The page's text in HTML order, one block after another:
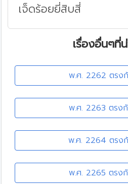
เจ็ดร้อยยี่สิบสี่
เรื่องอื่นๆที่
พ.ศ. 2262 ตรง
พ.ศ. 2263 ตรง
พ.ศ. 2264 ตรง
พ.ศ. 2265 ตรง